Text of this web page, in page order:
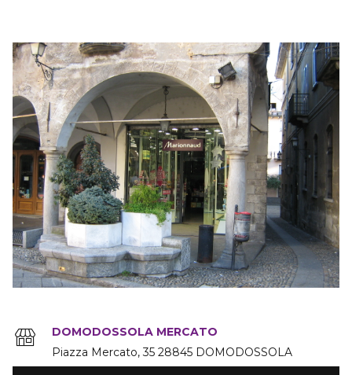
DOMODOSSOLA MERCATO
Piazza Mercato 35 28845 DOMODOSSOLA